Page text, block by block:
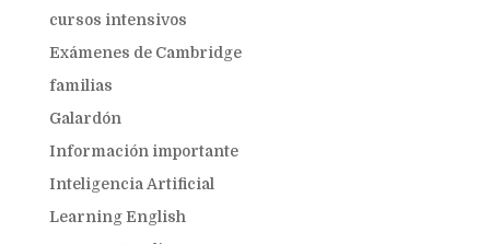
cursos intensivos
Exámenes de Cambridge
familias
Galardón
Información importante
Inteligencia Artificial
Learning English